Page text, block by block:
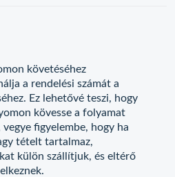
követéséhez
a rendelési számát a
Ez lehetővé teszi, hogy
kövesse a folyamat
figyelembe, hogy ha
tételt tartalmaz,
külön szállítjuk, és eltérő